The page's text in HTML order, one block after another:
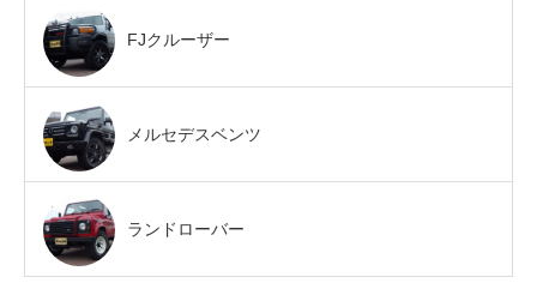
FJクルーザー
メルセデスベンツ
ランドローバー